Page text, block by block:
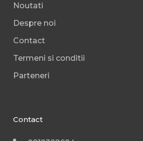
Noutati
Despre noi
Contact
Termeni si conditii
Parteneri
Contact